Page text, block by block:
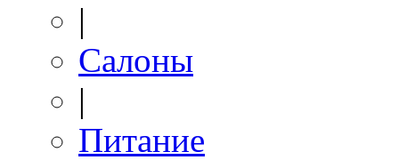
|
Салоны
|
Питание